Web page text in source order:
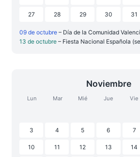
27 28 29 30 31
09 de octubre – Día de la Comunidad
13 de octubre – Fiesta Nacional Española
Noviembre
Lun Mar Mié Jue Vie
3 4 5 6 7
10 11 12 13 14